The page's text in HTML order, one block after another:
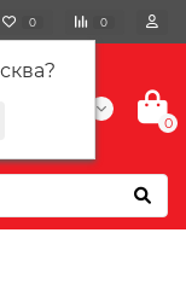
?
0 0
10-01
0